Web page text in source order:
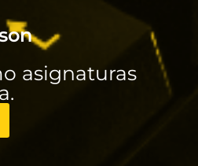
asignaturas